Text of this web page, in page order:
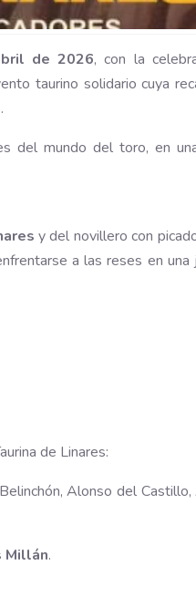
de 2026, con la
taurino solidario cuya
del mundo del toro, en
y del novillero con
a las reses en una
de Linares:
Alonso del Castillo,
Millán.